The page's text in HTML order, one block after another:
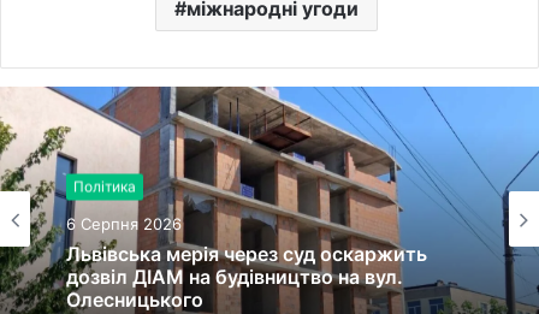
міжнародні угоди
Політика
6 Серпня 2026
Львівська мерія через суд оскаржить
дозвіл ДІАМ на будівництво на вул.
Олесницького